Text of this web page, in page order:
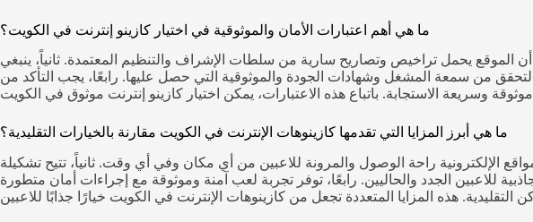
ما هي أهم اعتبارات الأمان والموثوقية في اختيار كازينو إنترنت في الكويت؟
أن الموقع يحمل تراخيص وتصاريح سارية من سلطات الإشراف والتنظيم المعتمدة. ثانياً، ينبغي
من سمعة المشغل وشهادات الجودة والموثوقية التي حصل عليها. رابعًا، يجب التأكد من
ما هي أبرز المزايا التي تقدمها كازينوهات الإنترنت في الكويت مقارنة بالخيارات التقليدية؟
الإلكترونية راحة الوصول والمرونة للاعبين من أي مكان وفي أي وقت. ثانياً، تتيح تشكيلة
للاعبين الجدد والحاليين. رابعًا، توفر تجربة لعب آمنة وموثوقة مع إجراءات أمان متطورة